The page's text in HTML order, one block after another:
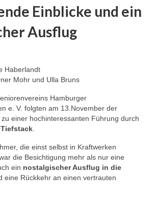
Einblicke und ein
Ausflug
Haberlandt
Mohr und Ulla Bruns
Hamburger
e. V. folgten am 13.November der
einer hochinteressanten Führung durch
die einst selbst in Kraftwerken
die Besichtigung mehr als nur eine
ein nostalgischer Ausflug in die
eine Rückkehr an einen vertrauten